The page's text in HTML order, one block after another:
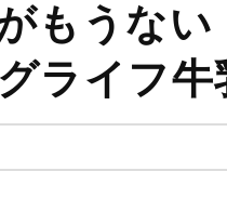
がもうな
グライフ